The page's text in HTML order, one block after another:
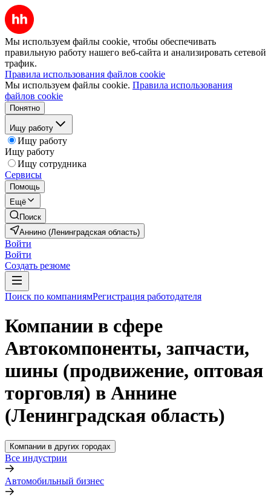
Мы используем файлы cookie, чтобы обеспечивать
правильную работу нашего веб-сайта и анализировать сетевой
трафик.
Правила использования файлов cookie
Мы используем файлы cookie. Правила использования
файлов cookie
Понятно
Ищу работу
Ищу работу
Ищу работу
Ищу сотрудника
Сервисы
Помощь
Ещё
Поиск
Аннино (Ленинградская область)
Войти
Войти
Создать резюме
Поиск по компаниямРегистрация работодателя
Компании в сфере
Автокомпоненты, запчасти,
шины (продвижение, оптовая
торговля) в Аннине
(Ленинградская область)
Компании в других городах
Все индустрии
Автомобильный бизнес